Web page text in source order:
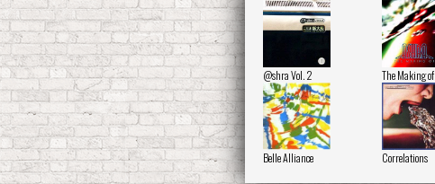
@shra Vol. 2 The Making of
Belle Alliance Correlations